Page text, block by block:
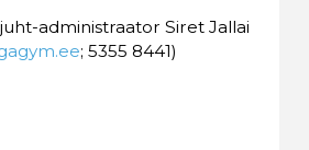
administraator Siret Jallai
; 5355 8441)